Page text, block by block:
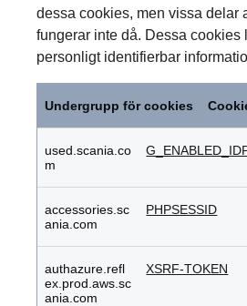
dessa cookies, men vissa delar
fungerar inte då. Dessa cookies
personligt identifierbar
cookies
Undergrupp för cookies
used.scania.co
m
accessories.sc
ania.com
PHPSESSID
authazure.refl
ex.prod.aws.sc
ania.com
XSRF-TOKEN